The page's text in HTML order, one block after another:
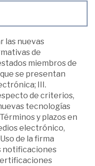
las nuevas
de
miembros de
que se presentan
III.
de criterios,
tecnologías
y plazos en
electrónico,
de la firma
notificaciones